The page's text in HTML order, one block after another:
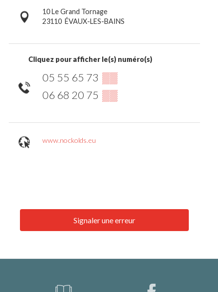
10 Le Grand Tornage
23110 ÉVAUX-LES-BAINS
Cliquez pour afficher le(s) numéro(s)
05 55 65 73 ▒▒
06 68 20 75 ▒▒
www.nockolds.eu
Signaler une erreur